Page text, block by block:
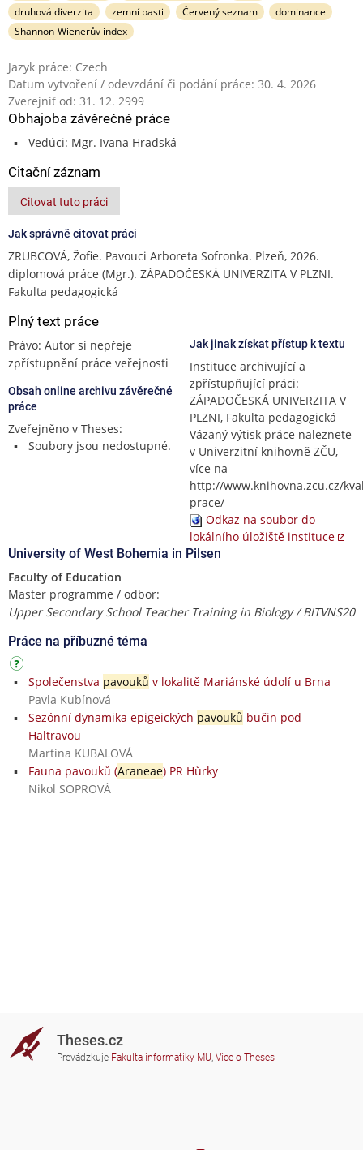
druhová diverzita
zemní pasti Červený seznam
dominance
Shannon-Wienerův index
Jazyk práce: Czech
Datum vytvoření / odevzdání či podání práce: 30. 4. 2026
Zverejniť od: 31. 12. 2999
Obhajoba závěrečné práce
Vedúci: Mgr. Ivana Hradská
Citační záznam
Citovat tuto práci
Jak správně citovat práci
ZRUBCOVÁ, Žofie. Pavouci Arboreta Sofronka. Plzeň, 2026.
diplomová práce (Mgr.). ZÁPADOČESKÁ UNIVERZITA V PLZNI.
Fakulta pedagogická
Plný text práce
Právo: Autor si nepřeje
zpřístupnění práce veřejnosti
Obsah online archivu závěrečné
práce
Zveřejněno v Theses:
Soubory jsou nedostupné.
Jak jinak získat přístup k textu
Instituce archivující a
zpřístupňující práci:
ZÁPADOČESKÁ UNIVERZITA V
PLZNI, Fakulta pedagogická
Vázaný výtisk práce naleznete
v Univerzitní knihovně ZČU,
více na
http://www.knihovna.zcu.cz/
prace/
Odkaz na soubor do
lokálního úložiště instituce
University of West Bohemia in Pilsen
Faculty of Education
Master programme / odbor:
Upper Secondary School Teacher Training in Biology / BITVNS20
Práce na příbuzné téma
Společenstva pavouků v lokalitě Mariánské údolí u Brna
Pavla Kubínová
Sezónní dynamika epigeických pavouků bučin pod
Haltravou
Martina KUBALOVÁ
Fauna pavouků (Araneae) PR Hůrky
Nikol SOPROVÁ
Theses.cz
Prevádzkuje Fakulta informatiky MU, Více o Theses